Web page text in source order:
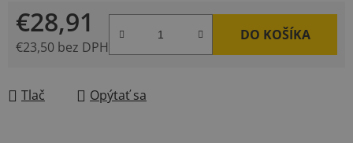
€28,91
€23,50 bez DPH
DO KOŠÍKA
Tlač Opýtať sa